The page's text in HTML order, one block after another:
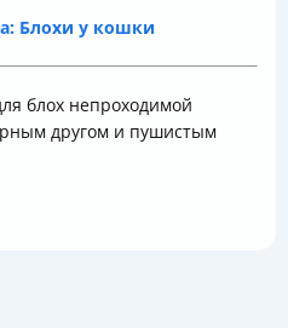
Блохи у кошки
блох непроходимой
другом и пушистым